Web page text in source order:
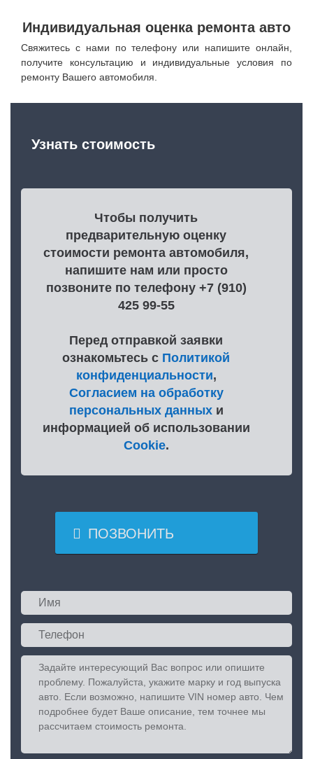
Индивидуальная оценка ремонта авто
Свяжитесь с нами по телефону или напишите онлайн,
получите консультацию и индивидуальные условия по
ремонту Вашего автомобиля.
Узнать стоимость
Чтобы получить
предварительную оценку
стоимости ремонта автомобиля,
напишите нам или просто
позвоните по телефону +7 (910)
425 99-55
Перед отправкой заявки
ознакомьтесь с Политикой
конфиденциальности,
Согласием на обработку
персональных данныхи
информацией об использовании
Cookie.
 ПОЗВОНИТЬ